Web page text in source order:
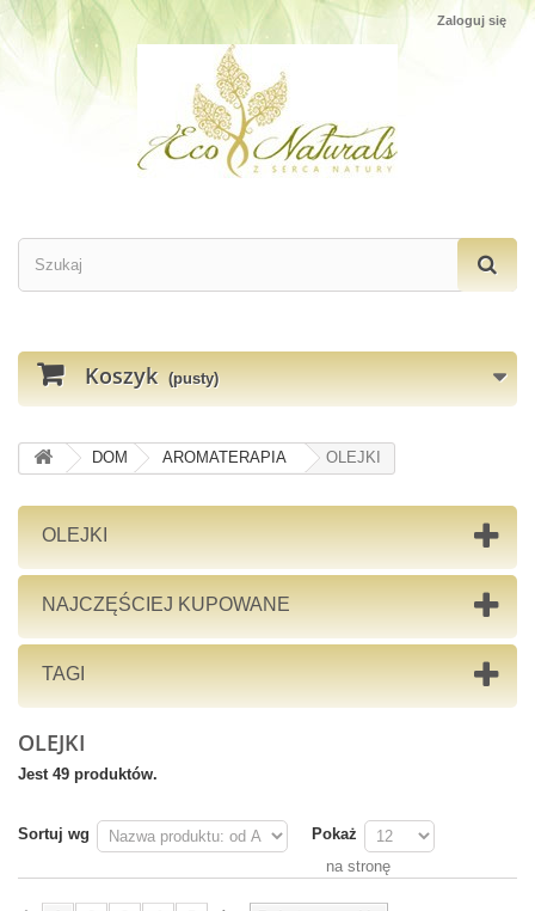
Zaloguj się
Koszyk (pusty)
DOM AROMATERAPIA OLEJKI
OLEJKI
NAJCZĘŚCIEJ KUPOWANE
TAGI
OLEJKI
Jest 49 produktów.
Sortuj wg
Pokaż
na stronę